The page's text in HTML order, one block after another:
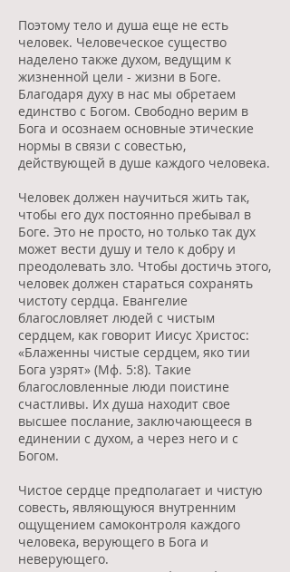
Поэтому тело и душа еще не есть
человек. Человеческое существо
наделено также духом, ведущим к
жизненной цели - жизни в Боге.
Благодаря духу в нас мы обретаем
единство с Богом. Свободно верим в
Бога и осознаем основные этические
нормы в связи с совестью,
действующей в душе каждого человека.
Человек должен научиться жить так,
чтобы его дух постоянно пребывал в
Боге. Это не просто, но только так дух
может вести душу и тело к добру и
преодолевать зло. Чтобы достичь этого,
человек должен стараться сохранять
чистоту сердца. Евангелие
благословляет людей с чистым
сердцем, как говорит Иисус Христос:
«Блаженны чистые сердцем, яко тии
Бога узрят» (Мф. 5:8). Такие
благословленные люди поистине
счастливы. Их душа находит свое
высшее послание, заключающееся в
единении с духом, а через него и с
Богом.
Чистое сердце предполагает и чистую
совесть, являющуюся внутренним
ощущением самоконтроля каждого
человека, верующего в Бога и
неверующего.